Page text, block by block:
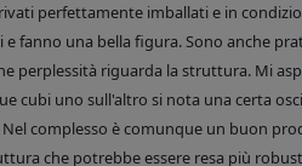
perfettamente imballati e in
fanno una bella figura. Sono anche
perplessità riguarda la struttura. Mi
cubi uno sull'altro si nota una certa
complesso è comunque un buon
che potrebbe essere resa più